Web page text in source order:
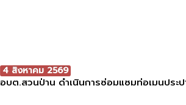
4 สิงหาคม 2569
อบต.สวนป่าน ดำเนินการซ่อมแซมท่อเมนปร